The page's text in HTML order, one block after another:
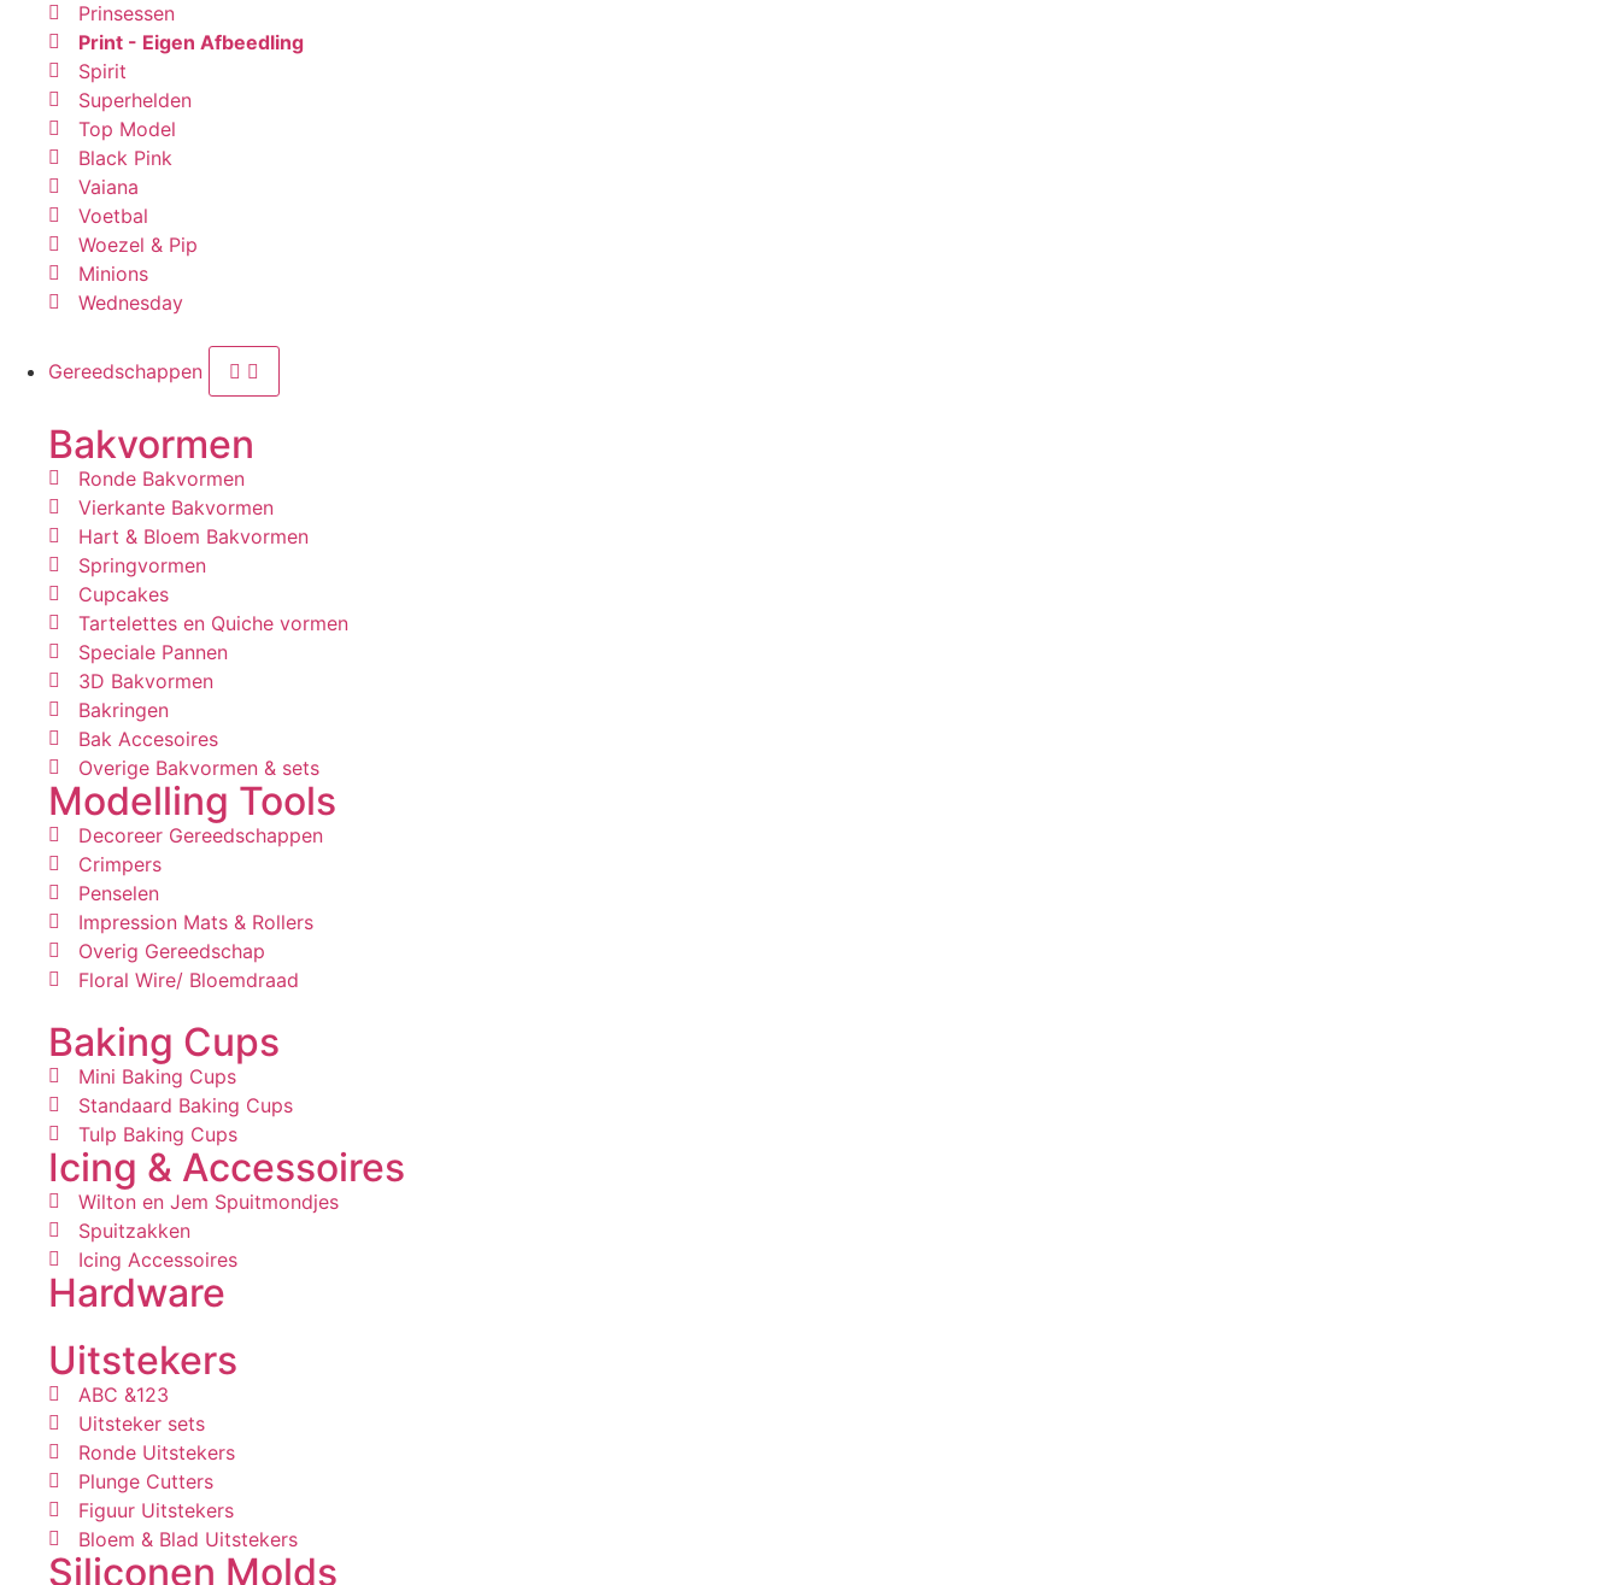
Prinsessen
Print - Eigen Afbeedling
Spirit
Superhelden
Top Model
Black Pink
Vaiana
Voetbal
Woezel & Pip
Minions
Wednesday
Gereedschappen
Bakvormen
Ronde Bakvormen
Vierkante Bakvormen
Hart & Bloem Bakvormen
Springvormen
Cupcakes
Tartelettes en Quiche vormen
Speciale Pannen
3D Bakvormen
Bakringen
Bak Accesoires
Overige Bakvormen & sets
Modelling Tools
Decoreer Gereedschappen
Crimpers
Penselen
Impression Mats & Rollers
Overig Gereedschap
Floral Wire/ Bloemdraad
Baking Cups
Mini Baking Cups
Standaard Baking Cups
Tulp Baking Cups
Icing & Accessoires
Wilton en Jem Spuitmondjes
Spuitzakken
Icing Accessoires
Hardware
Uitstekers
ABC &123
Uitsteker sets
Ronde Uitstekers
Plunge Cutters
Figuur Uitstekers
Bloem & Blad Uitstekers
Siliconen Molds